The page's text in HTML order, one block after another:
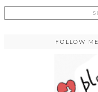
FOLLOW